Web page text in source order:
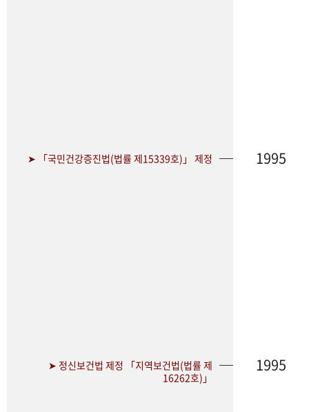
➤ 「국민건강증진법(법률 제15339호)」 제정 1995
➤ 정신보건법 제정 「지역보건법(법률 제
16262호)」
1995